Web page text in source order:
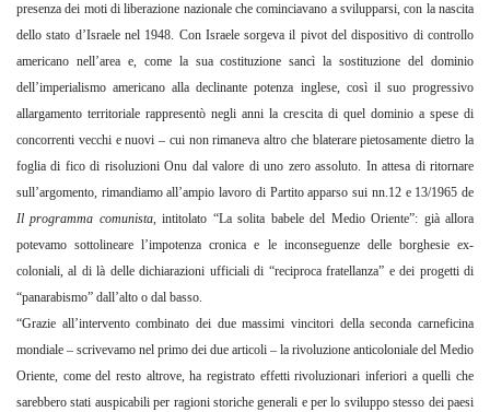
presenza dei moti di liberazione nazionale che cominciavano a svilupparsi, con la nascita
dello stato d’Israele nel 1948. Con Israele sorgeva il pivot del dispositivo di controllo
americano nell’area e, come la sua costituzione sancì la sostituzione del dominio
dell’imperialismo americano alla declinante potenza inglese, così il suo progressivo
allargamento territoriale rappresentò negli anni la crescita di quel dominio a spese di
concorrenti vecchi e nuovi – cui non rimaneva altro che blaterare pietosamente dietro la
foglia di fico di risoluzioni Onu dal valore di uno zero assoluto. In attesa di ritornare
sull’argomento, rimandiamo all’ampio lavoro di Partito apparso sui nn.12 e 13/1965 de
Il programma comunista, intitolato “La solita babele del Medio Oriente”: già allora
potevamo sottolineare l’impotenza cronica e le inconseguenze delle borghesie ex-
coloniali, al di là delle dichiarazioni ufficiali di “reciproca fratellanza” e dei progetti di
“panarabismo” dall’alto o dal basso.
“Grazie all’intervento combinato dei due massimi vincitori della seconda carneficina
mondiale – scrivevamo nel primo dei due articoli – la rivoluzione anticoloniale del Medio
Oriente, come del resto altrove, ha registrato effetti rivoluzionari inferiori a quelli che
sarebbero stati auspicabili per ragioni storiche generali e per lo sviluppo stesso dei paesi